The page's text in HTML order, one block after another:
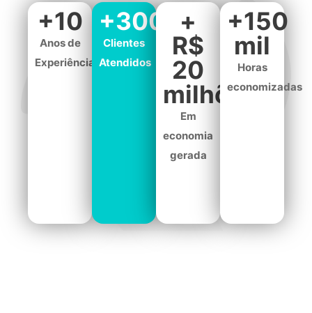
+10
Anos de
Experiência
+300
Clientes
Atendidos
+
R$
20
milhões
Em
economia
gerada
+150
mil
Horas
economizadas